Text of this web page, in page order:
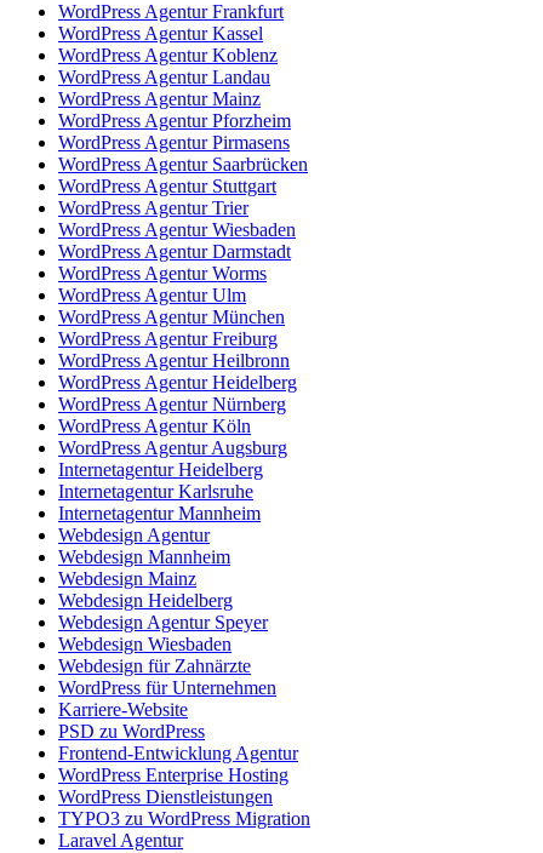
WordPress Agentur Frankfurt
WordPress Agentur Kassel
WordPress Agentur Koblenz
WordPress Agentur Landau
WordPress Agentur Mainz
WordPress Agentur Pforzheim
WordPress Agentur Pirmasens
WordPress Agentur Saarbrücken
WordPress Agentur Stuttgart
WordPress Agentur Trier
WordPress Agentur Wiesbaden
WordPress Agentur Darmstadt
WordPress Agentur Worms
WordPress Agentur Ulm
WordPress Agentur München
WordPress Agentur Freiburg
WordPress Agentur Heilbronn
WordPress Agentur Heidelberg
WordPress Agentur Nürnberg
WordPress Agentur Köln
WordPress Agentur Augsburg
Internetagentur Heidelberg
Internetagentur Karlsruhe
Internetagentur Mannheim
Webdesign Agentur
Webdesign Mannheim
Webdesign Mainz
Webdesign Heidelberg
Webdesign Agentur Speyer
Webdesign Wiesbaden
Webdesign für Zahnärzte
WordPress für Unternehmen
Karriere-Website
PSD zu WordPress
Frontend-Entwicklung Agentur
WordPress Enterprise Hosting
WordPress Dienstleistungen
TYPO3 zu WordPress Migration
Laravel Agentur